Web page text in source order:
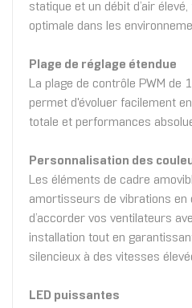
statique et un débit d’air
optimale dans les
Plage de réglage étendue
La plage de contrôle PWM de
permet d'évoluer facilement
totale et performances
Personnalisation des
Les éléments de cadre
amortisseurs de vibrations
d’accorder vos ventilateurs
installation tout en
silencieux à des vitesses
LED puissantes